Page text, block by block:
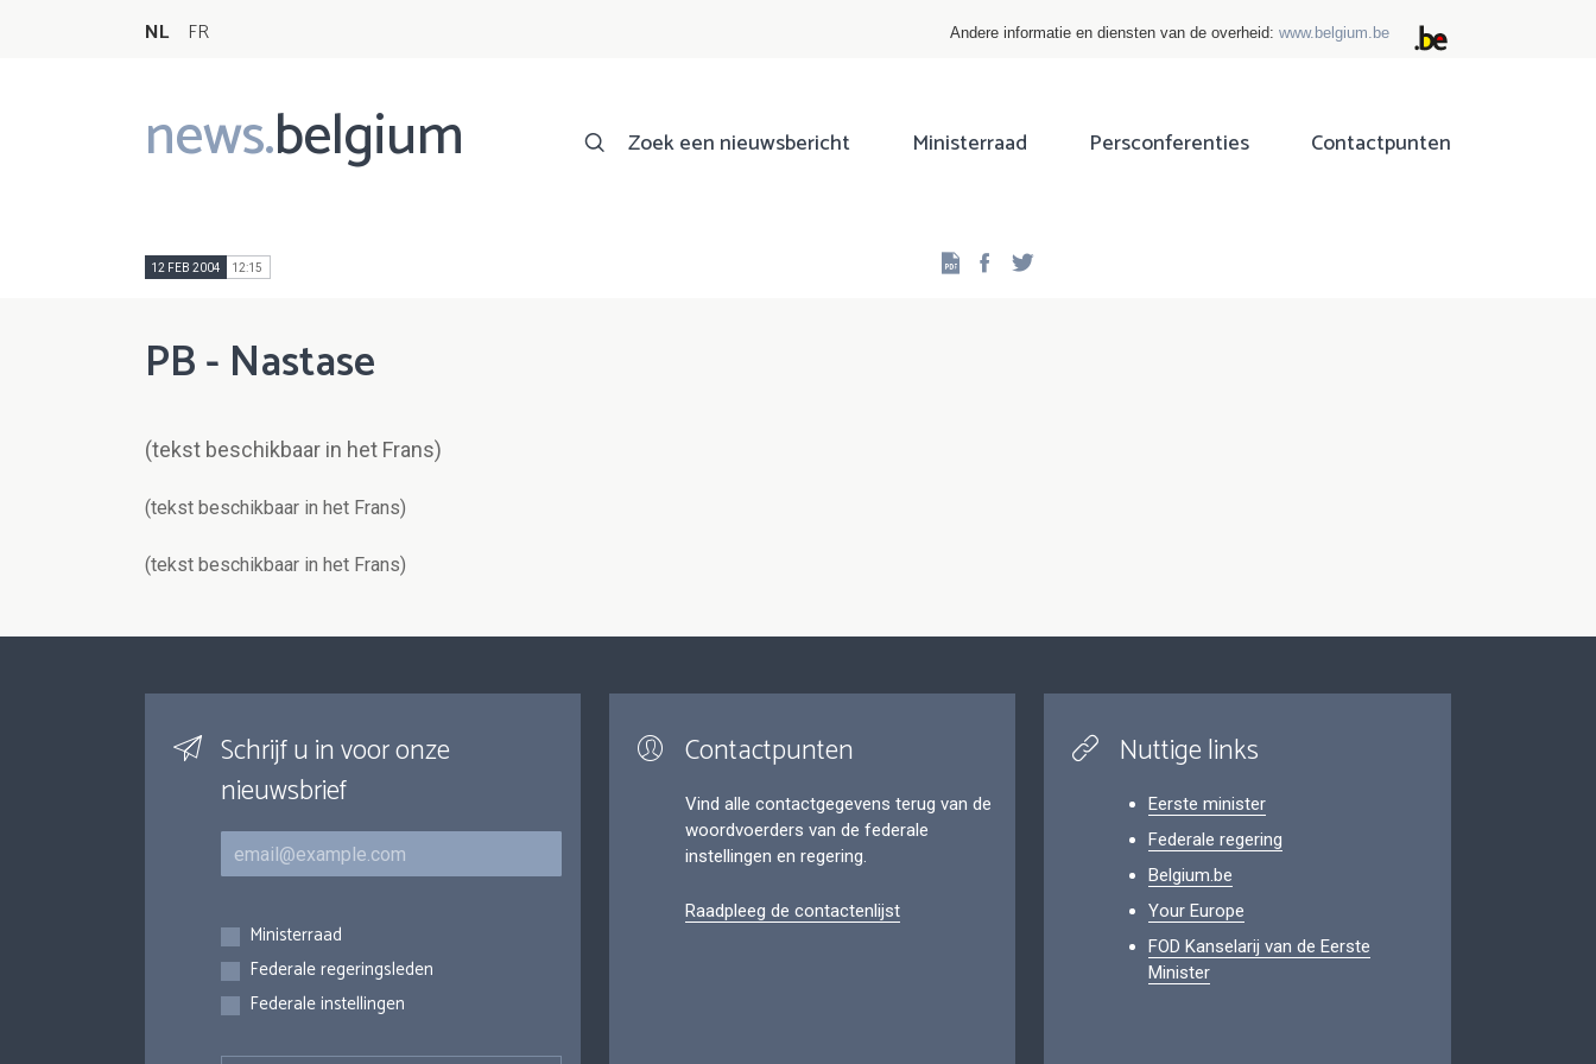
NL FR Andere informatie en diensten van de overheid: www.belgium.be
news.belgium
Main
navigation
Zoek een nieuwsbericht Ministerraad Persconferenties Contactpunten
12 FEB 2004 12:15 Facebook
PB - Nastase
(tekst beschikbaar in het Frans)
(tekst beschikbaar in het Frans)
(tekst beschikbaar in het Frans)
Schrijf u in voor onze
nieuwsbrief
E-mail
Inschrijvingen
Ministerraad
Federale regeringsleden
Federale instellingen
Contactpunten
Vind alle contactgegevens terug van de
woordvoerders van de federale
instellingen en regering.
Raadpleeg de contactenlijst
Nuttige links
Eerste minister
Federale regering
Belgium.be
Your Europe
FOD Kanselarij van de Eerste
Minister